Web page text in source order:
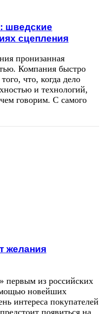
шведские
сцепления
пронизанная
Компания быстро
что, когда дело
и технологий,
говорим. С самого
желания
первым из российских
новейших
интереса покупателей
появиться на